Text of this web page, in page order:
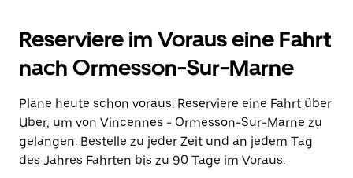
Kalender
interagieren
ein
Datum
auszuwählen.
Drücke
die
Escape-
Reserviere im Voraus eine Fahrt
nach Ormesson-Sur-Marne
Plane heute schon voraus: Reserviere eine Fahrt über
Uber, um von Vincennes - Ormesson-Sur-Marne zu
gelangen. Bestelle zu jeder Zeit und an jedem Tag
des Jahres Fahrten bis zu 90 Tage im Voraus.